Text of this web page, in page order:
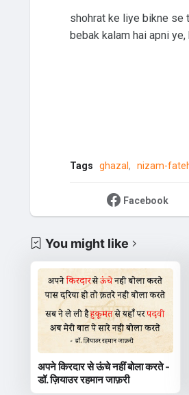
shohrat ke liye bikne se
bebak kalam hai apni
Tags ghazal nizam-
Facebook
You might like
अपने किरदार से ऊंचे नहीं बोला करते -
डॉ. ज़ियाउर रहमान जाफ़री